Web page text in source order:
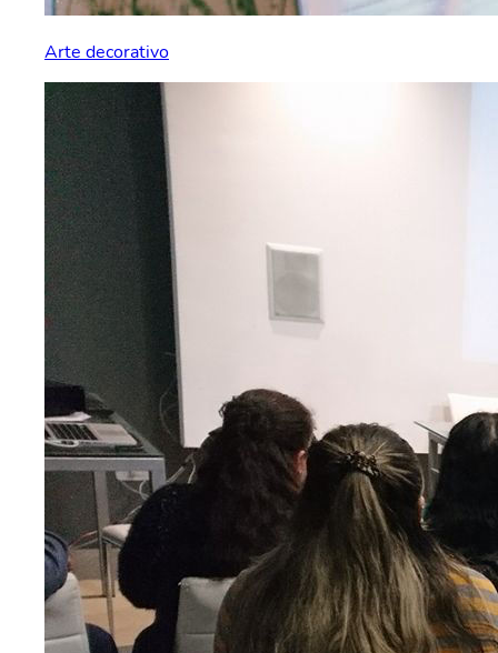
Arte decorativo